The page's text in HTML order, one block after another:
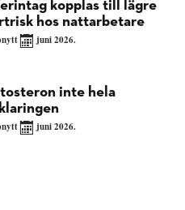
kopplas till lägre
hos nattarbetare
juni 2026.
inte hela
juni 2026.